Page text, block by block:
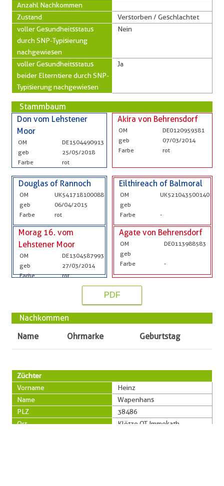
Anzahl Nachkommen
Zustand
Verstorben / Geschlachtet
voller Gesundheitsstatus
durch SNP-Typisierung
nachgewiesen
Nein
voller Gesundheitsstatus
beider Elterntiere durch SNP-
Typisierung nachgewiesen
Ja
Stammbaum
Don vom Lehstener
Moor
OM
DE1504490913
geb
25/05/2018
Farbe
rot
Akira von Behrensdorf
OM
DE0120959381
geb
07/03/2014
Farbe
rot
Douglas of Rannoch
OM
UK541718100088
geb
06/04/2015
Farbe
rot
Morag 16. vom
Lehstener Moor
OM
DE1304587993
geb
27/03/2014
Farbe
rot
Eilthireach of Balmoral
OM
UK521043500140
geb
Farbe
-
Agate von Behrensdorf
OM
DE0113988583
geb
Farbe
-
PDF
Nachkommen
Name
Ohrmarke Geburtstag
Züchter
Vorname
Heinz
Name
Wapenhans
PLZ
38486
Ort
Klötze OT Immekath